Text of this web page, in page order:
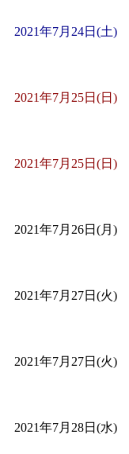
2021年7月24日(土)
2021年7月25日(日)
2021年7月25日(日)
2021年7月26日(月)
2021年7月27日(火)
2021年7月27日(火)
2021年7月28日(水)